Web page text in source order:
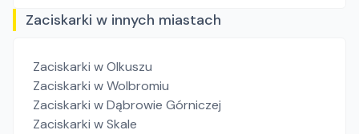
Zaciskarki w innych miastach
Zaciskarki w Olkuszu
Zaciskarki w Wolbromiu
Zaciskarki w Dąbrowie Górniczej
Zaciskarki w Skale